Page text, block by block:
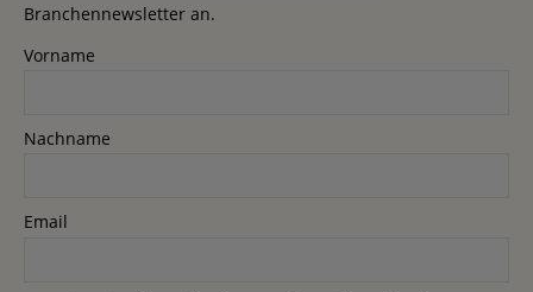
Branchennewsletter an.
Vorname
Nachname
Email